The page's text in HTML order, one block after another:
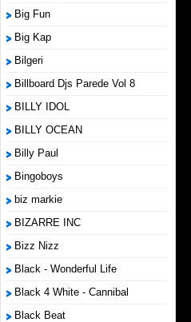
Big Fun
Big Kap
Bilgeri
Billboard Djs Parede Vol 8
BILLY IDOL
BILLY OCEAN
Billy Paul
Bingoboys
biz markie
BIZARRE INC
Bizz Nizz
Black - Wonderful Life
Black 4 White - Cannibal
Black Beat